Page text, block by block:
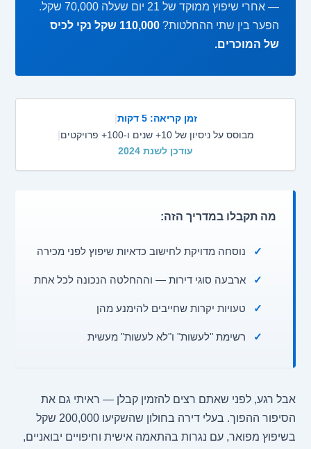
— אחרי שיפוץ ממוקד של 21 יום שעלה 70,000 שקל.
הפער בין שתי ההחלטות?
110,000 שקל נקי לכיס
של המוכרים.
זמן קריאה: 5 דקות
מבוסס על ניסיון של 10+ שנים ו-100+ פרויקטים
עודכן לשנת 2024
מה תקבלו במדריך הזה:
נוסחה מדויקת לחישוב כדאיות שיפוץ לפני מכירה ✓
ארבעה סוגי דירות — וההחלטה הנכונה לכל אחת ✓
טעויות יקרות שחייבים להימנע מהן ✓
רשימת "לעשות" ו"לא לעשות" מעשית ✓
אבל רגע, לפני שאתם רצים להזמין קבלן — ראיתי גם את
הסיפור ההפוך. בעלי דירה בחולון שהשקיעו 200,000 שקל
בשיפוץ מפואר, עם נגרות בהתאמה אישית וחיפויים יבואניים,